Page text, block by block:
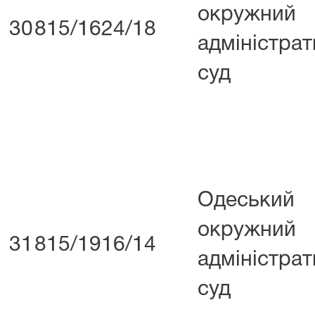
30815/1624/18
окружний
суд
31 815/1916/14
Одеський
окружний
суд